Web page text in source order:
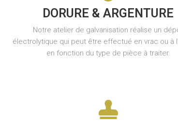
DORURE & ARGENTURE
Notre atelier de galvanisation réalise un
électrolytique qui peut être effectué en vrac ou à
en fonction du type de pièce à traiter.